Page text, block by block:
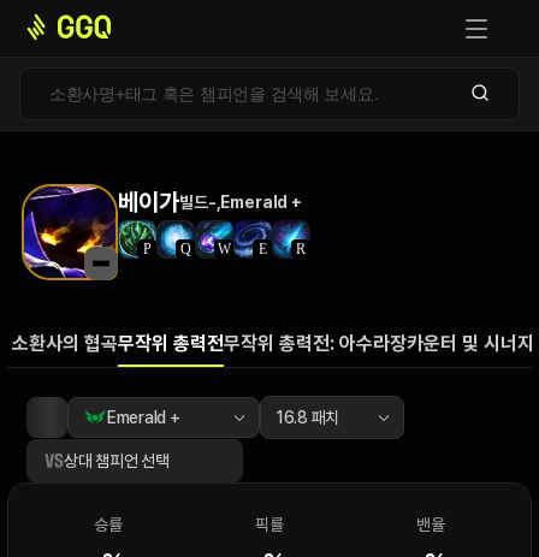
베이가빌드- Emerald +
P Q W E R
소환사의 협곡무작위 총력전무작위 총력전: 아수라장카운터 및 시너지
Emerald + 16.8 패치
승률 픽률 밴율